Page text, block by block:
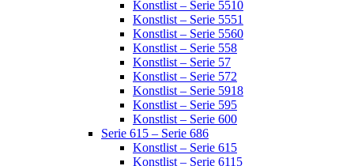
Konstlist – Serie 5510
Konstlist – Serie 5551
Konstlist – Serie 5560
Konstlist – Serie 558
Konstlist – Serie 57
Konstlist – Serie 572
Konstlist – Serie 5918
Konstlist – Serie 595
Konstlist – Serie 600
Serie 615 – Serie 686
Konstlist – Serie 615
Konstlist – Serie 6115